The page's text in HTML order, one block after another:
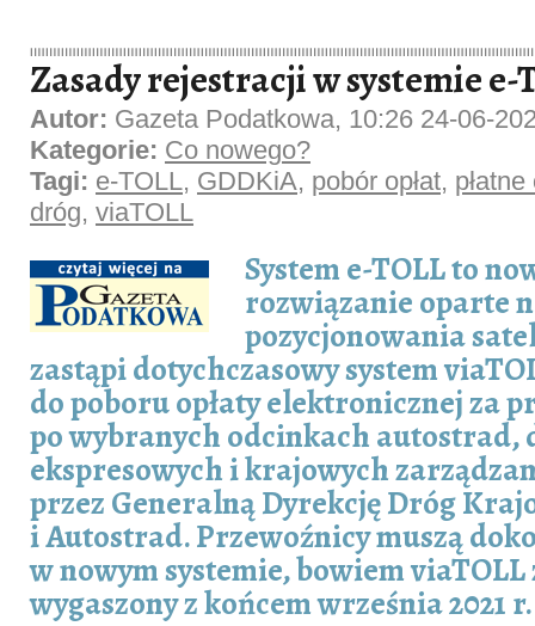
Zasady rejestracji w systemie e-
Autor: Gazeta Podatkowa, 10:26 24-06-
Kategorie: Co nowego?
Tagi: e-TOLL, GDDKiA, pobór opłat,
dróg, viaTOLL
System e-TOLL to
rozwiązanie oparte
pozycjonowania
zastąpi dotychczasowy system
do poboru opłaty elektronicznej za
po wybranych odcinkach autostrad,
ekspresowych i krajowych
przez Generalną Dyrekcję Dróg
i Autostrad. Przewoźnicy muszą
w nowym systemie, bowiem
wygaszony z końcem września 2021 r.